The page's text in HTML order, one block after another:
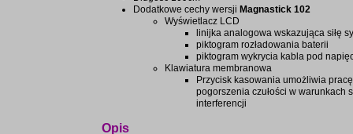
Dodatkowe cechy wersji Magnastick 102
Wyświetlacz LCD
linijka analogowa wskazująca siłę
piktogram rozładowania baterii
piktogram wykrycia kabla pod
Klawiatura membranowa
Przycisk kasowania umożliwia
pogorszenia czułości w warunkach
interferencji
Opis